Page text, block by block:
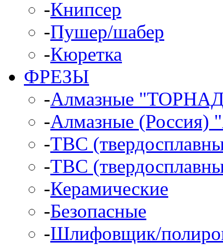
-Книпсер
-Пушер/шабер
-Кюретка
ФРЕЗЫ
-Алмазные
-Алмазные (Россия)
-ТВС
-ТВС
-Керамические
-Безопасные
-Шлифовщик/